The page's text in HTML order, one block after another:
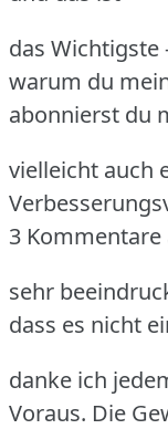
das
warum du
abonnierst du
vielleicht auch
3
sehr
dass es nicht
danke ich
Voraus. Die